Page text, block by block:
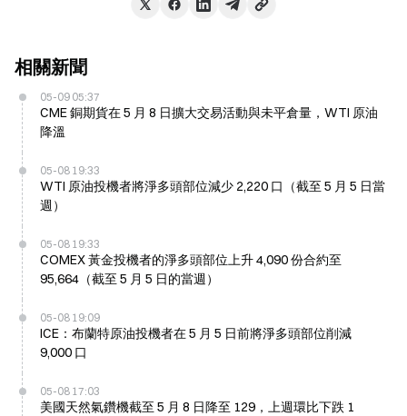
相關新聞
05-09 05:37
CME 銅期貨在 5 月 8 日擴大交易活動與未平倉量，WTI 原油
降溫
05-08 19:33
WTI 原油投機者將淨多頭部位減少 2,220 口（截至 5 月 5 日當
週）
05-08 19:33
COMEX 黃金投機者的淨多頭部位上升 4,090 份合約至
95,664（截至 5 月 5 日的當週）
05-08 19:09
ICE：布蘭特原油投機者在 5 月 5 日前將淨多頭部位削減
9,000 口
05-08 17:03
美國天然氣鑽機截至 5 月 8 日降至 129，上週環比下跌 1